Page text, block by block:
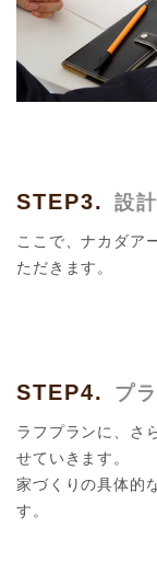
STEP3. 設
ここで、ナカダア
ただきます。
STEP4. プ
ラフプランに、さ
せていきます。
家づくりの具体的
す。